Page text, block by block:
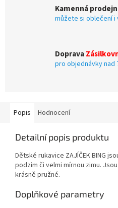
Kamenná
můžete si oblečení
Doprava
pro objednávky nad
Popis Hodnocení
Detailní popis produktu
Dětské rukavice ZAJÍČEK BING
podzim či velmi mírnou zimu.
krásně pružné.
Doplňkové parametry